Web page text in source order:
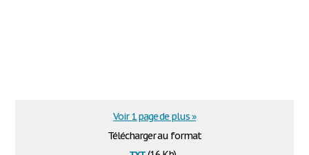
Télécharger au format
Voir 1 page de plus »